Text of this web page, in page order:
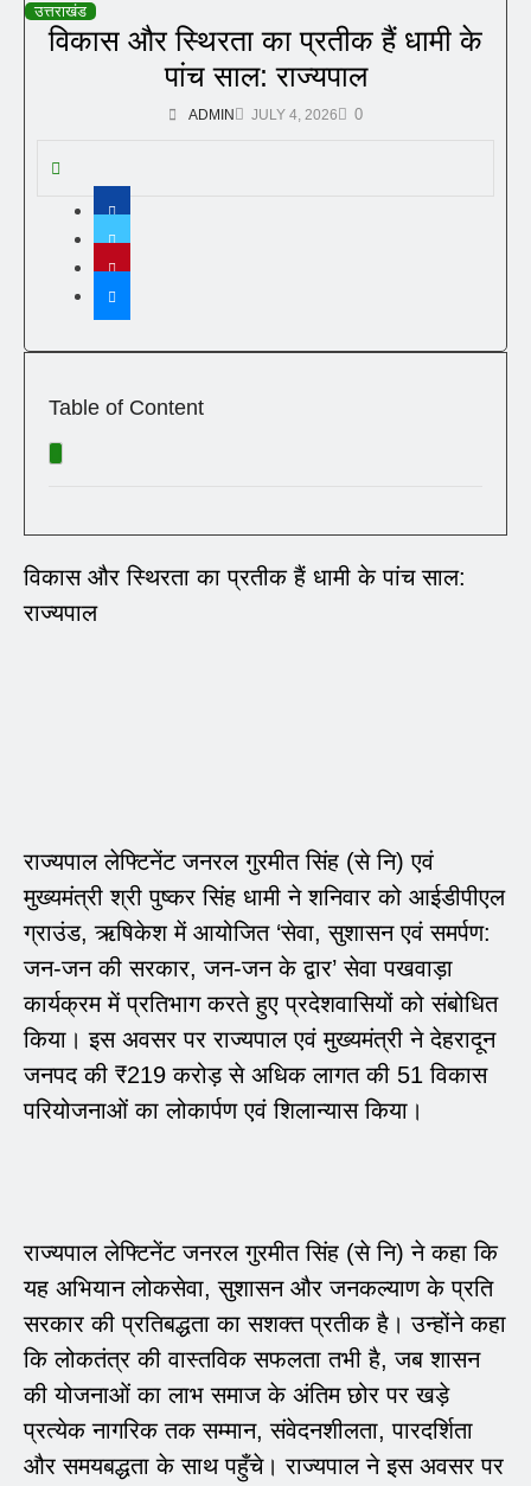
उत्तराखंड
विकास और स्थिरता का प्रतीक हैं धामी के
पांच साल: राज्यपाल
ADMIN JULY 4, 2026 0
Table of Content
विकास और स्थिरता का प्रतीक हैं धामी के पांच साल:
राज्यपाल
राज्यपाल लेफ्टिनेंट जनरल गुरमीत सिंह (से नि) एवं
मुख्यमंत्री श्री पुष्कर सिंह धामी ने शनिवार को आईडीपीएल
ग्राउंड, ऋषिकेश में आयोजित ‘सेवा, सुशासन एवं समर्पण:
जन-जन की सरकार, जन-जन के द्वार’ सेवा पखवाड़ा
कार्यक्रम में प्रतिभाग करते हुए प्रदेशवासियों को संबोधित
किया। इस अवसर पर राज्यपाल एवं मुख्यमंत्री ने देहरादून
जनपद की ₹219 करोड़ से अधिक लागत की 51 विकास
परियोजनाओं का लोकार्पण एवं शिलान्यास किया।
राज्यपाल लेफ्टिनेंट जनरल गुरमीत सिंह (से नि) ने कहा कि
यह अभियान लोकसेवा, सुशासन और जनकल्याण के प्रति
सरकार की प्रतिबद्धता का सशक्त प्रतीक है। उन्होंने कहा
कि लोकतंत्र की वास्तविक सफलता तभी है, जब शासन
की योजनाओं का लाभ समाज के अंतिम छोर पर खड़े
प्रत्येक नागरिक तक सम्मान, संवेदनशीलता, पारदर्शिता
और समयबद्धता के साथ पहुँचे। राज्यपाल ने इस अवसर पर